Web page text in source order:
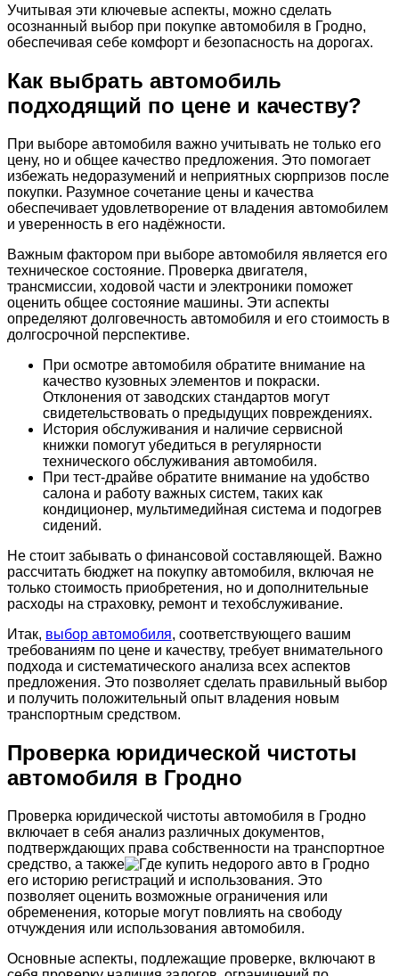
Учитывая эти ключевые аспекты, можно сделать
осознанный выбор при покупке автомобиля в Гродно,
обеспечивая себе комфорт и безопасность на дорогах.
Как выбрать автомобиль
подходящий по цене и качеству?
При выборе автомобиля важно учитывать не только его
цену, но и общее качество предложения. Это помогает
избежать недоразумений и неприятных сюрпризов после
покупки. Разумное сочетание цены и качества
обеспечивает удовлетворение от владения автомобилем
и уверенность в его надёжности.
Важным фактором при выборе автомобиля является его
техническое состояние. Проверка двигателя,
трансмиссии, ходовой части и электроники поможет
оценить общее состояние машины. Эти аспекты
определяют долговечность автомобиля и его стоимость в
долгосрочной перспективе.
При осмотре автомобиля обратите внимание на
качество кузовных элементов и покраски.
Отклонения от заводских стандартов могут
свидетельствовать о предыдущих повреждениях.
История обслуживания и наличие сервисной
книжки помогут убедиться в регулярности
технического обслуживания автомобиля.
При тест-драйве обратите внимание на удобство
салона и работу важных систем, таких как
кондиционер, мультимедийная система и подогрев
сидений.
Не стоит забывать о финансовой составляющей. Важно
рассчитать бюджет на покупку автомобиля, включая не
только стоимость приобретения, но и дополнительные
расходы на страховку, ремонт и техобслуживание.
Итак, выбор автомобиля, соответствующего вашим
требованиям по цене и качеству, требует внимательного
подхода и систематического анализа всех аспектов
предложения. Это позволяет сделать правильный выбор
и получить положительный опыт владения новым
транспортным средством.
Проверка юридической чистоты
автомобиля в Гродно
Проверка юридической чистоты автомобиля в Гродно
включает в себя анализ различных документов,
подтверждающих права собственности на транспортное
средство, а также
его историю регистраций и использования. Это
позволяет оценить возможные ограничения или
обременения, которые могут повлиять на свободу
отчуждения или использования автомобиля.
Основные аспекты, подлежащие проверке, включают в